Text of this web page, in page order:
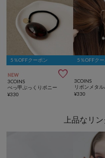
5％OFFクーポン
NEW 
3COINS
べっ甲ぷっくりポニー
¥330
5％OFFク
3COINS
リボンメタル
¥330
上品なリ